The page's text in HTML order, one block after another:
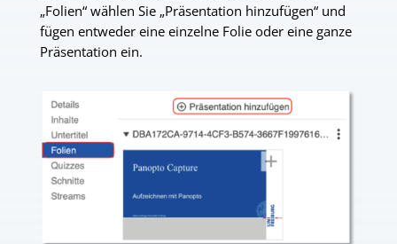
„Folien“ wählen Sie „Präsentation hinzufügen“ und
fügen entweder eine einzelne Folie oder eine ganze
Präsentation ein.